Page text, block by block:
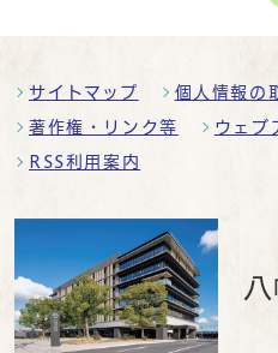
サイトマップ 個人情報の
著作権・リンク等 ウェブ
RSS利用案内